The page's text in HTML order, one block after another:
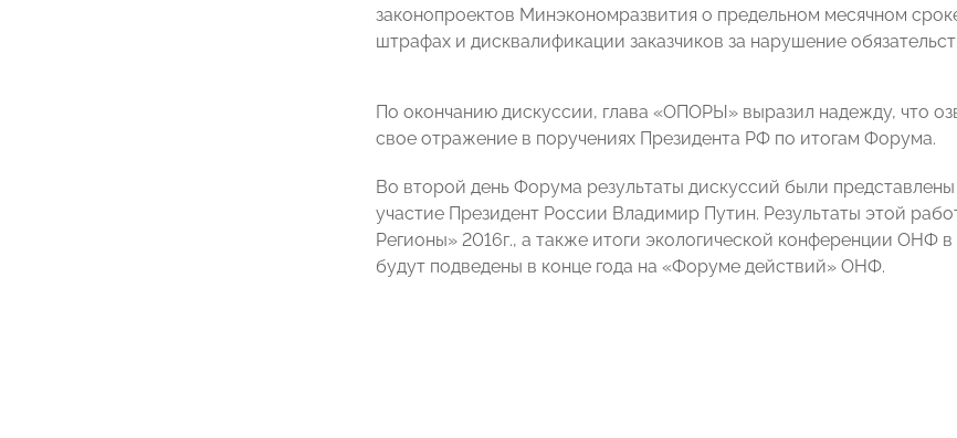
законопроектов Минэкономразвития о предельном месячном
штрафах и дисквалификации заказчиков за нарушение
По окончанию дискуссии, глава «ОПОРЫ» выразил надежду, что
свое отражение в поручениях Президента РФ по итогам Форума.
Во второй день Форума результаты дискуссий были
участие Президент России Владимир Путин. Результаты этой
Регионы» 2016г., а также итоги экологической конференции ОНФ
будут подведены в конце года на «Форуме действий» ОНФ.